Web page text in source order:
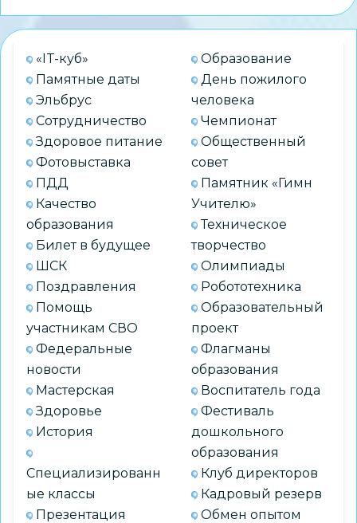
«IT-куб»
Памятные даты
Эльбрус
Сотрудничество
Здоровое питание
Фотовыставка
ПДД
Качество
образования
Билет в будущее
ШСК
Поздравления
Помощь
участникам СВО
Федеральные
новости
Мастерская
Здоровье
История
Специализированн
ые классы
Презентация
Образование
День пожилого
человека
Чемпионат
Общественный
совет
Памятник «Гимн
Учителю»
Техническое
творчество
Олимпиады
Робототехника
Образовательный
проект
Флагманы
образования
Воспитатель года
Фестиваль
дошкольного
образования
Клуб директоров
Кадровый резерв
Обмен опытом